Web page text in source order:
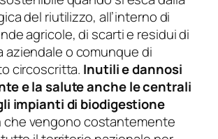
del riutilizzo, all’interno di
agricole, di scarti e residui di
aziendale o comunque di
circoscritta. Inutili e dannosi
e la salute anche le centrali
impianti di biodigestione
che vengono costantemente